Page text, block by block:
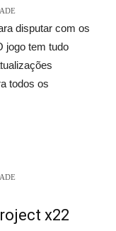
disputar com os
jogo tem tudo
todos os
x22